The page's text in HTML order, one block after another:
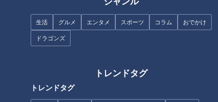
生活 グルメ エンタメ スポーツ コラム おでかけ
ドラゴンズ
トレンドタグ
トレンドタグ
類以上！ハンバーグマスターに
教わる『本格レトルトハンバー
ンバーグ！！ランチで味わう
『コスパ最強グルメ』